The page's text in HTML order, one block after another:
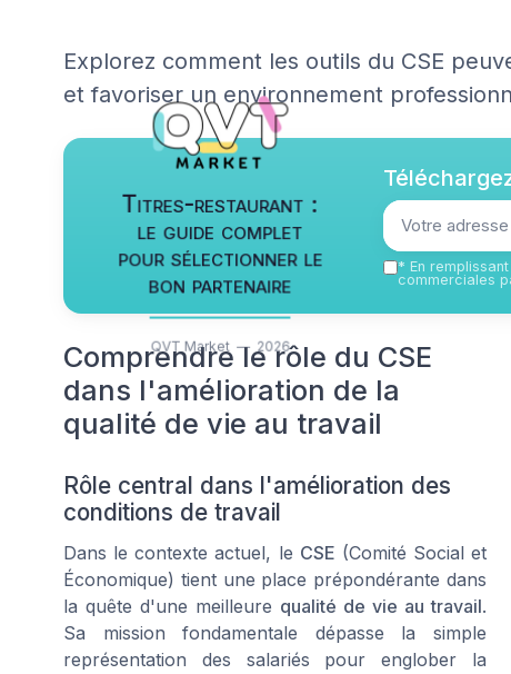
Explorez comment les outils du CSE
et favoriser un environnement
Titres-restaurant :
le guide complet
pour sélectionner le
bon partenaire
QVT Market — 2026
* En
commerciales
Comprendre le rôle du CSE
dans l'amélioration de la
qualité de vie au travail
Rôle central dans l'amélioration des
conditions de travail
Dans le contexte actuel, le CSE (Comité Social et
Économique) tient une place prépondérante dans
la quête d'une meilleure qualité de vie au travail.
Sa mission fondamentale dépasse la simple
représentation des salariés pour englober la